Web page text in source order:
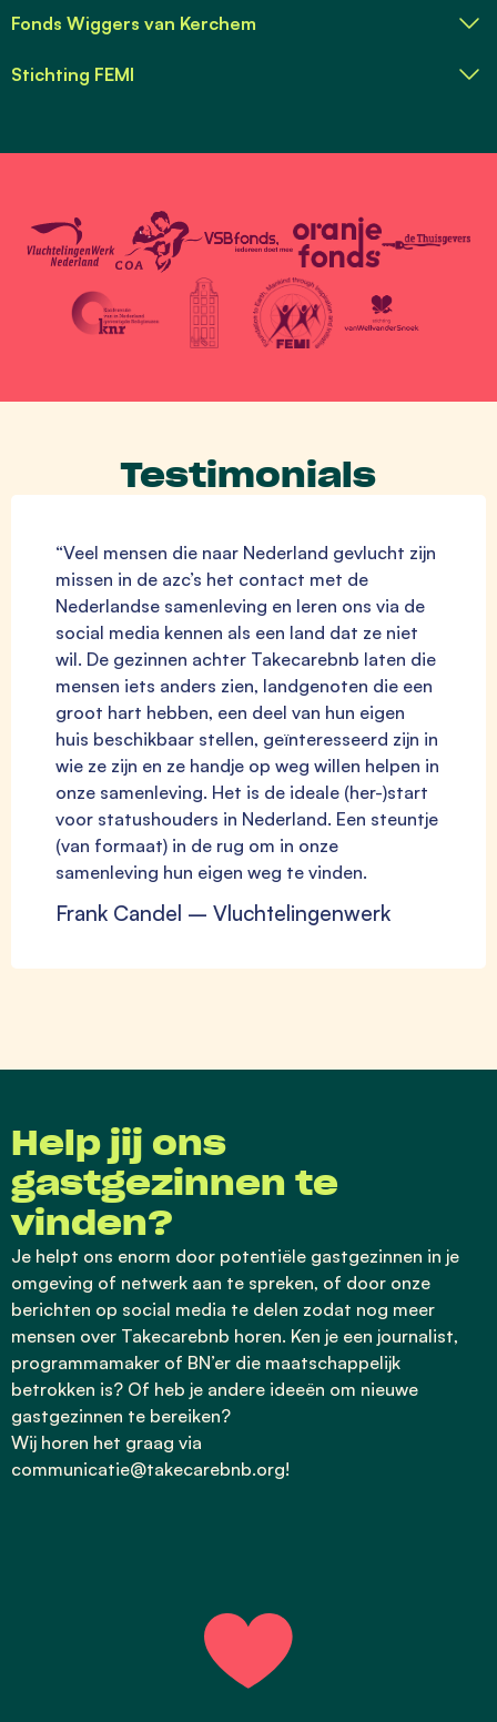
Fonds Wiggers van Kerchem
Stichting FEMI
Testimonials
“Veel mensen die naar Nederland gevlucht zijn
missen in de azc’s het contact met de
Nederlandse samenleving en leren ons via de
social media kennen als een land dat ze niet
wil. De gezinnen achter Takecarebnb laten die
mensen iets anders zien, landgenoten die een
groot hart hebben, een deel van hun eigen
huis beschikbaar stellen, geïnteresseerd zijn in
wie ze zijn en ze handje op weg willen helpen in
onze samenleving. Het is de ideale (her-)start
voor statushouders in Nederland. Een steuntje
(van formaat) in de rug om in onze
samenleving hun eigen weg te vinden.
Frank Candel – Vluchtelingenwerk
Help jij ons
gastgezinnen te
vinden?
Je helpt ons enorm door potentiële gastgezinnen in je
omgeving of netwerk aan te spreken, of door onze
berichten op social media te delen zodat nog meer
mensen over Takecarebnb horen. Ken je een journalist,
programmamaker of BN’er die maatschappelijk
betrokken is? Of heb je andere ideeën om nieuwe
gastgezinnen te bereiken?
Wij horen het graag via
communicatie@takecarebnb.org!